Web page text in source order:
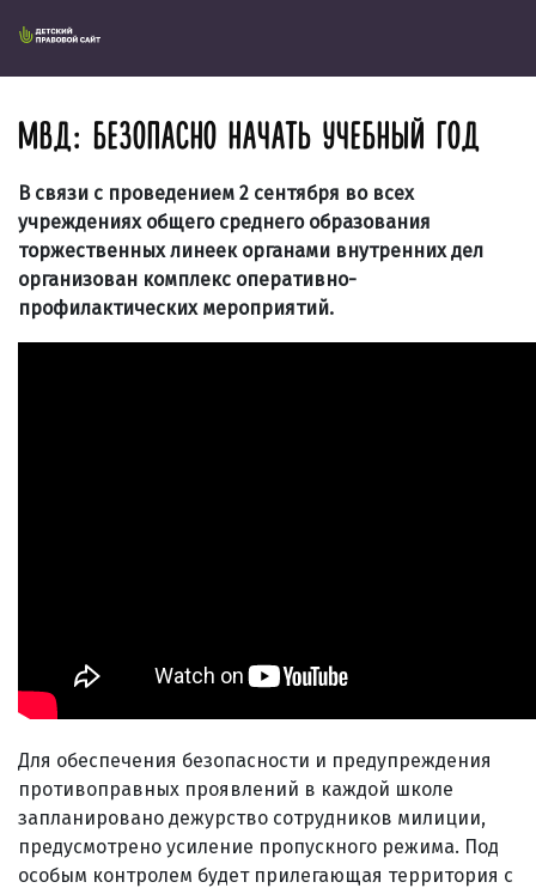
МВД: БЕЗОПАСНО НАЧАТЬ УЧЕБНЫЙ ГОД
В связи с проведением 2 сентября во всех
учреждениях общего среднего образования
торжественных линеек органами внутренних дел
организован комплекс оперативно-
профилактических мероприятий.
Для обеспечения безопасности и предупреждения
противоправных проявлений в каждой школе
запланировано дежурство сотрудников милиции,
предусмотрено усиление пропускного режима. Под
особым контролем будет прилегающая территория с